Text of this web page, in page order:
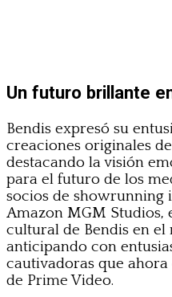
Un futuro brillante
Bendis expresó su
creaciones originales
destacando la visión
para el futuro de los
socios de showrunning
Amazon MGM Studios,
cultural de Bendis en
anticipando con
cautivadoras que
de Prime Video.